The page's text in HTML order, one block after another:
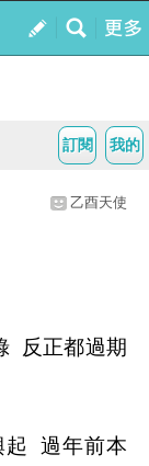
我的
訂閱
乙酉天使
反正都過期
起 過年前本